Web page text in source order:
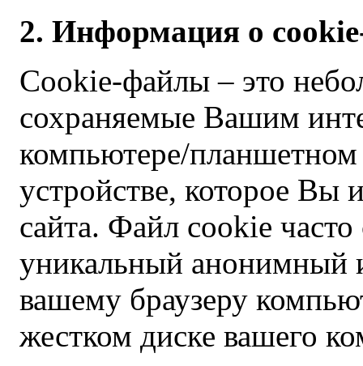
2. Информация о
Cookie-файлы – это
сохраняемые Вашим
компьютере/
устройстве, которое Вы
сайта. Файл cookie
уникальный анонимный
вашему браузеру
жестком диске вашего